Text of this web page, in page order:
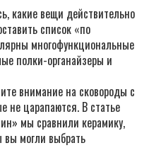
какие вещи действительно
список «по
многофункциональные
полки-органайзеры и
внимание на сковороды с
не царапаются. В статье
мы сравнили керамику,
вы могли выбрать